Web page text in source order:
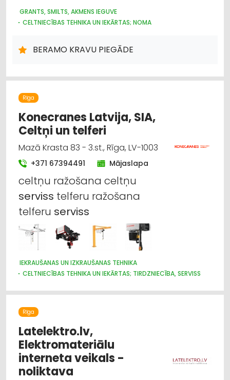
GRANTS, SMILTS, AKMENS IEGUVE
CELTNIECĪBAS TEHNIKA UN IEKĀRTAS; NOMA
KRAVU PĀRVADĀJUMI: AUTO
LABIEKĀRTOŠANA, APZAĻUMOŠANA
PĀRVIETOŠANĀS SERVISS
BERAMO KRAVU PIEGĀDE
Rīga
Konecranes Latvija, SIA,
Celtņi un telferi
Mazā Krasta 83 - 3.st., Rīga, LV-1003
+371 67394491 Mājaslapa
celtņu ražošana celtņu
serviss telferu ražošana
telferu serviss
IEKRAUŠANAS UN IZKRAUŠANAS TEHNIKA
CELTNIECĪBAS TEHNIKA UN IEKĀRTAS; TIRDZNIECĪBA, SERVISS
Rīga
Latelektro.lv,
Elektromateriālu
interneta veikals -
noliktava